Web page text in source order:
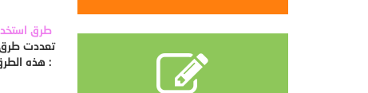
طرق استخدام المنهج المقارن
تعددت طرق
هذه الطرق :